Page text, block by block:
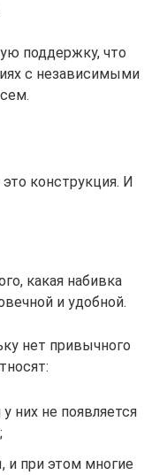
поддержку, что
с независимыми
конструкция. И
какая набивка
и удобной.
нет привычного
них не появляется
и при этом многие